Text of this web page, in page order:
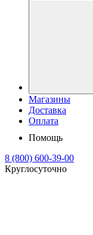
Магазины
Доставка
Оплата
Помощь
8 (800) 600-39-00
Круглосуточно